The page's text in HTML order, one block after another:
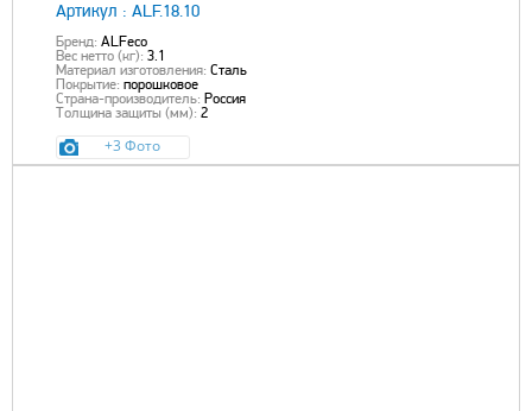
Артикул : ALF.18.10
Бренд: ALFeco
Вес нетто (кг): 3.1
Материал изготовления: Сталь
Покрытие: порошковое
Страна-производитель: Россия
Толщина защиты (мм): 2
+3 Фото